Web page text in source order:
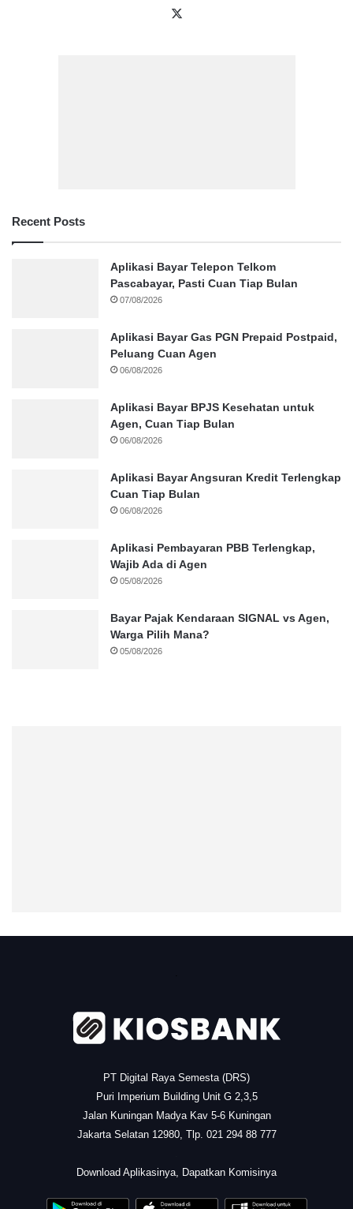
Recent Posts
Aplikasi Bayar Telepon Telkom
Pascabayar, Pasti Cuan Tiap Bulan
07/08/2026
Aplikasi Bayar Gas PGN Prepaid Postpaid,
Peluang Cuan Agen
06/08/2026
Aplikasi Bayar BPJS Kesehatan untuk
Agen, Cuan Tiap Bulan
06/08/2026
Aplikasi Bayar Angsuran Kredit Terlengkap
Cuan Tiap Bulan
06/08/2026
Aplikasi Pembayaran PBB Terlengkap,
Wajib Ada di Agen
05/08/2026
Bayar Pajak Kendaraan SIGNAL vs Agen,
Warga Pilih Mana?
05/08/2026
PT Digital Raya Semesta (DRS)
Puri Imperium Building Unit G 2,3,5
Jalan Kuningan Madya Kav 5-6 Kuningan
Jakarta Selatan 12980, Tlp. 021 294 88 777
Download Aplikasinya, Dapatkan Komisinya